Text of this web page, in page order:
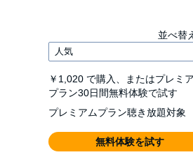
並べ替
￥1,020 で購入、またはプレミ
プラン30日間無料体験で試す
プレミアムプラン聴き放題対象
無料体験を試す